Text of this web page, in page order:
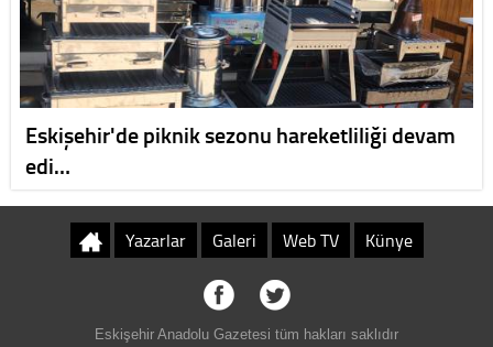
Eskişehir'de piknik sezonu hareketliliği devam
edi…
Yazarlar Galeri Web TV Künye
Eskişehir Anadolu Gazetesi tüm hakları saklıdır